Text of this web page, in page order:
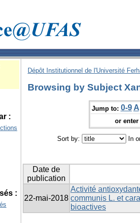
:
:
Dépôt Institutionnel de l'Université
Browsing by Subject
Jump to: 0-9 A
or
Sort by: In
Date de
publication
22-mai-2018
Activité
communis L. et
bioactives